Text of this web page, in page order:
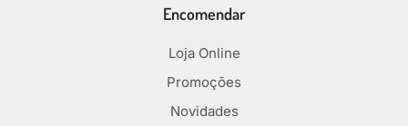
Encomendar
Loja Online
Promoções
Novidades